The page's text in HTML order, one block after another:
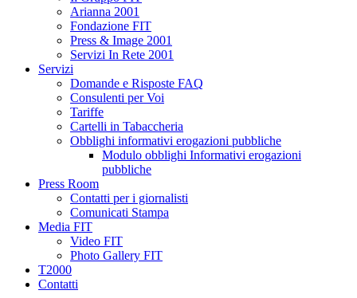
Arianna 2001
Fondazione FIT
Press & Image 2001
Servizi In Rete 2001
Servizi
Domande e Risposte FAQ
Consulenti per Voi
Tariffe
Cartelli in Tabaccheria
Obblighi informativi erogazioni pubbliche
Modulo obblighi Informativi erogazioni
pubbliche
Press Room
Contatti per i giornalisti
Comunicati Stampa
Media FIT
Video FIT
Photo Gallery FIT
T2000
Contatti